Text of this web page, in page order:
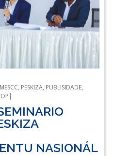
MESCC, PESKIZA, PUBLISIDADE,
NASIONÁL